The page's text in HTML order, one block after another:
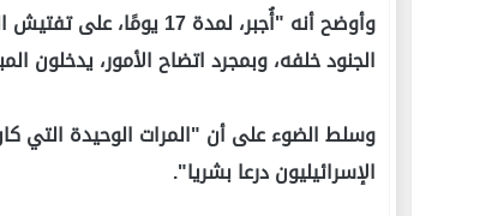
وأوضح أنه "أُجبر، لمدة
الجنود خلفه، وبمجرد اتضاح الأمور، يدخلون
وسلط الضوء على أن "المرات الوحيدة التي
الإسرائيليون درعا بشريا".